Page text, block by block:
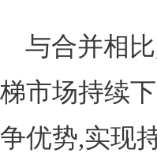
与合并相
梯市场持续
争优势,实现